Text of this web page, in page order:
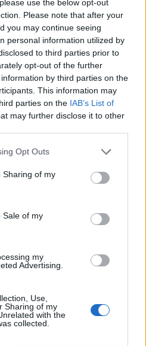
use the below opt-out
Please note that after your
you may continue seeing
personal information utilized by
to third parties prior to
opt-out of the further
by third parties on the
This information may
parties on the IAB’s List of
may further disclose it to other
Opt Outs
Sharing of my
Sale of my
my
Advertising.
Use,
Sharing of my
with the
collected.
még a régi
a hálózatról a
energiahiány